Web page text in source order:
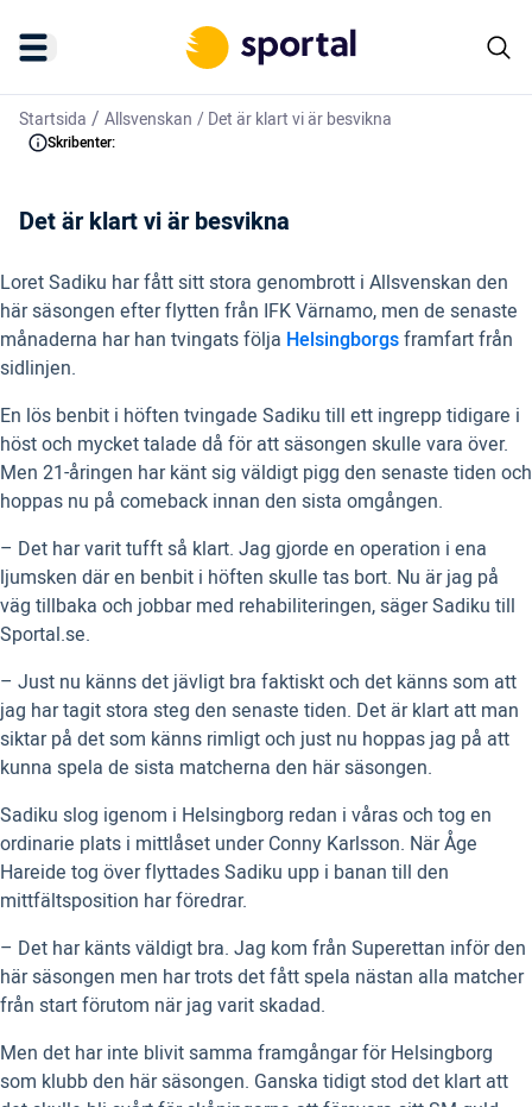
Startsida / Allsvenskan /Det är klart vi är besvikna
Skribenter:
Det är klart vi är besvikna
Loret Sadiku har fått sitt stora genombrott i Allsvenskan den
här säsongen efter flytten från IFK Värnamo, men de senaste
månaderna har han tvingats följa Helsingborgsframfart från
sidlinjen.
En lös benbit i höften tvingade Sadiku till ett ingrepp tidigare i
höst och mycket talade då för att säsongen skulle vara över.
Men 21-åringen har känt sig väldigt pigg den senaste tiden och
hoppas nu på comeback innan den sista omgången.
– Det har varit tufft så klart. Jag gjorde en operation i ena
ljumsken där en benbit i höften skulle tas bort. Nu är jag på
väg tillbaka och jobbar med rehabiliteringen, säger Sadiku till
Sportal.se.
– Just nu känns det jävligt bra faktiskt och det känns som att
jag har tagit stora steg den senaste tiden. Det är klart att man
siktar på det som känns rimligt och just nu hoppas jag på att
kunna spela de sista matcherna den här säsongen.
Sadiku slog igenom i Helsingborg redan i våras och tog en
ordinarie plats i mittlåset under Conny Karlsson. När Åge
Hareide tog över flyttades Sadiku upp i banan till den
mittfältsposition har föredrar.
– Det har känts väldigt bra. Jag kom från Superettan inför den
här säsongen men har trots det fått spela nästan alla matcher
från start förutom när jag varit skadad.
Men det har inte blivit samma framgångar för Helsingborg
som klubb den här säsongen. Ganska tidigt stod det klart att